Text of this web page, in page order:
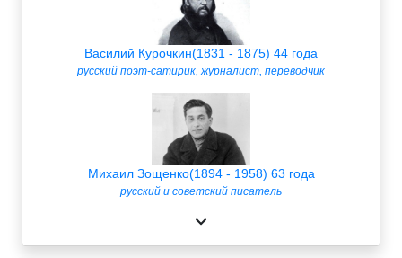
Василий Курочкин(1831 - 1875) 44 года
русский поэт-сатирик, журналист, переводчик
Михаил Зощенко(1894 - 1958) 63 года
русский и советский писатель